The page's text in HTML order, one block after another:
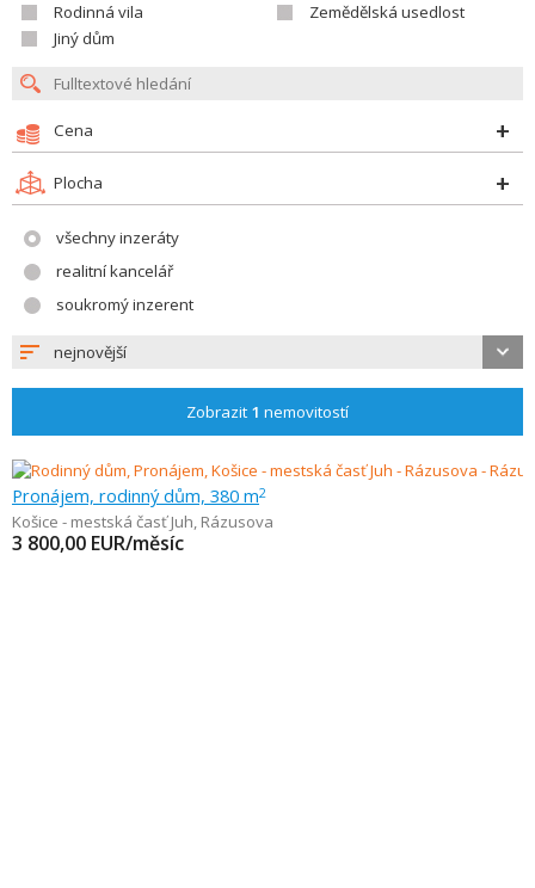
Rodinná vila
Zemědělská usedlost
Jiný dům
Cena
Plocha
všechny inzeráty
realitní kancelář
soukromý inzerent
nejnovější
Zobrazit 1 nemovitostí
Pronájem, rodinný dům, 380 m2
Košice - mestská časť Juh, Rázusova
3 800,00 EUR/měsíc